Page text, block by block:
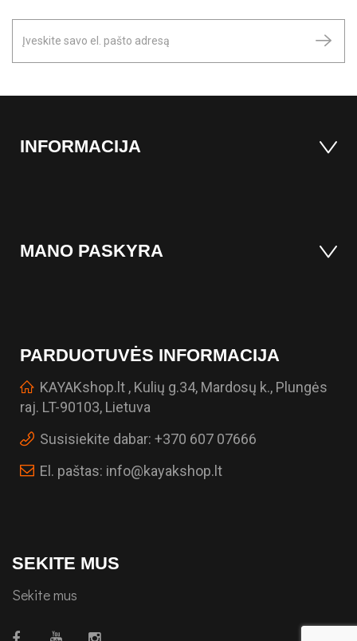
INFORMACIJA
MANO PASKYRA
PARDUOTUVĖS INFORMACIJA
KAYAKshop.lt , Kulių g.34, Mardosų k., Plungės
raj. LT-90103, Lietuva
Susisiekite dabar: +370 607 07666
El. paštas: info@kayakshop.lt
SEKITE MUS
Sekite mus